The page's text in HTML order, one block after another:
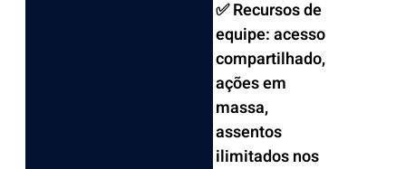
✅ Recursos de
equipe: acesso
compartilhado,
ações em
massa,
assentos
ilimitados nos